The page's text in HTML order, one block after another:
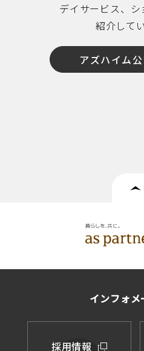
デイサービス、シ
紹介して
アズハイム
インフォメ
採用情報